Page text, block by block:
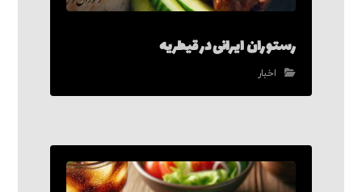
رستوران ایرانی در قیطریه
اخبار